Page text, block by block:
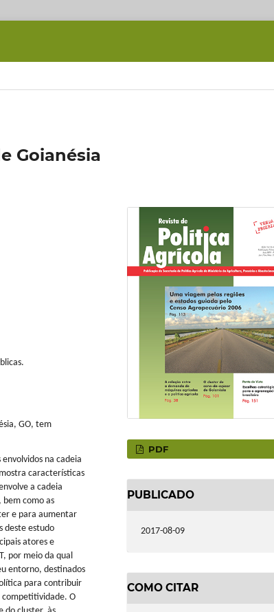
Goianésia
GO, tem
na cadeia
características
a cadeia
como as
e para aumentar
deste estudo
atores e
por meio da qual
entorno, destinados
para contribuir
competitividade. O
PDF
PUBLICADO
2017-08-09
COMO CITAR